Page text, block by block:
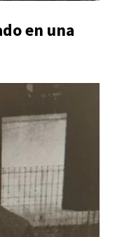
en una